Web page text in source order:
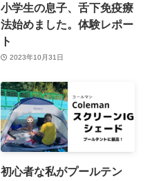
小学生の息子、舌下免疫療
法始めました。体験レポー
ト
2023年10月31日
初心者な私がプールテン